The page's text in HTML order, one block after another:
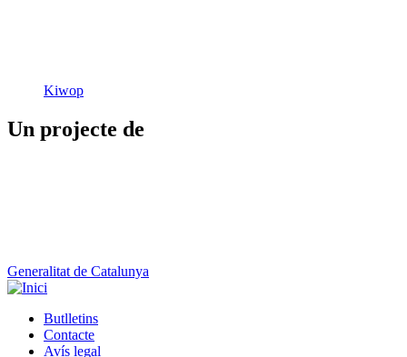
Kiwop
Un projecte de
Generalitat de Catalunya
Peu
Butlletins
Contacte
Avís legal